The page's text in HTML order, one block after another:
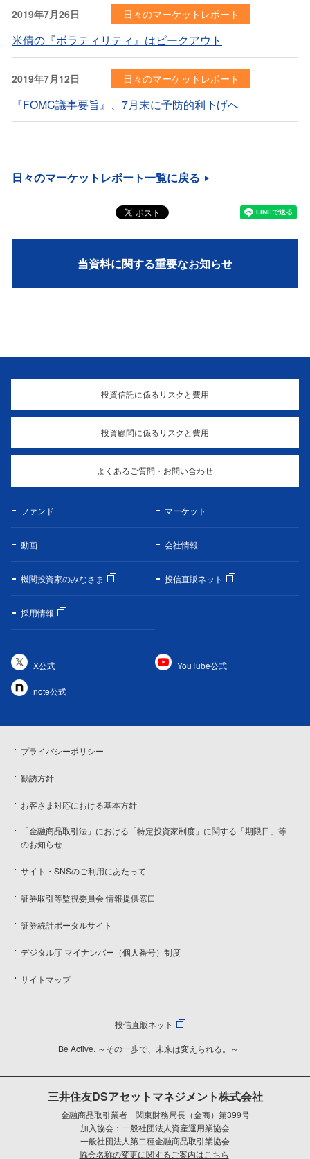
2019年7月26日 日々のマーケットレポート
米債の『ボラティリティ』はピークアウト
2019年7月12日 日々のマーケットレポート
『FOMC議事要旨』、7月末に予防的利下げへ
日々のマーケットレポート一覧に戻る
当資料に関する重要なお知らせ
投資信託に係るリスクと費用
投資顧問に係るリスクと費用
よくあるご質問・お問い合わせ
ファンド マーケット
動画 会社情報
機関投資家のみなさま 投信直販ネット
採用情報
X公式 YouTube公式
note公式
プライバシーポリシー
勧誘方針
お客さま対応における基本方針
「金融商品取引法」における「特定投資家制度」に関する「期限日」等
のお知らせ
サイト・SNSのご利用にあたって
証券取引等監視委員会 情報提供窓口
証券統計ポータルサイト
デジタル庁 マイナンバー（個人番号）制度
サイトマップ
投信直販ネット
Be Active. ～その一歩で、未来は変えられる。～
三井住友DSアセットマネジメント株式会社
金融商品取引業者 関東財務局長（金商）第399号
加入協会：一般社団法人資産運用業協会
一般社団法人第二種金融商品取引業協会
協会名称の変更に関するご案内はこちら